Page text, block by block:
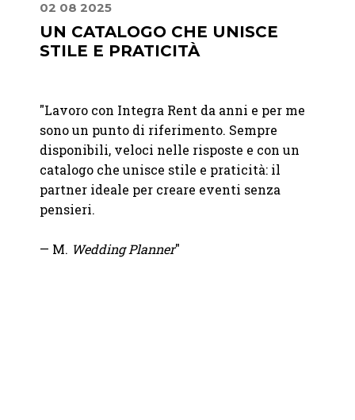
02 08 2025
UN CATALOGO CHE UNISCE
STILE E PRATICITÀ
"Lavoro con Integra Rent da anni e per me
sono un punto di riferimento. Sempre
disponibili, veloci nelle risposte e con un
catalogo che unisce stile e praticità: il
partner ideale per creare eventi senza
pensieri.
— M. Wedding Planner"